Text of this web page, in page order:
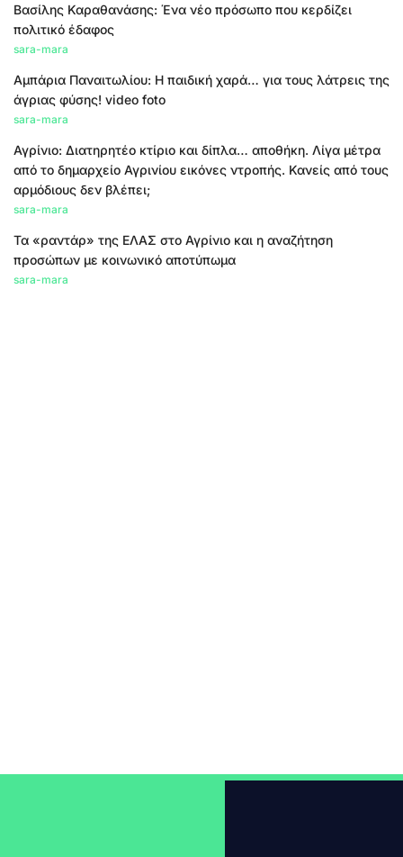
Βασίλης Καραθανάσης: Ένα νέο πρόσωπο που κερδίζει
πολιτικό έδαφος
sara-mara
Αμπάρια Παναιτωλίου: Η παιδική χαρά… για τους λάτρεις της
άγριας φύσης! video foto
sara-mara
Αγρίνιο: Διατηρητέο κτίριο και δίπλα… αποθήκη. Λίγα μέτρα
από το δημαρχείο Αγρινίου εικόνες ντροπής. Κανείς από τους
αρμόδιους δεν βλέπει;
sara-mara
Τα «ραντάρ» της ΕΛΑΣ στο Αγρίνιο και η αναζήτηση
προσώπων με κοινωνικό αποτύπωμα
sara-mara